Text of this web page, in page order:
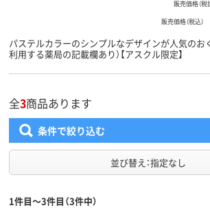
販売価格（税
販売価格（税込）
パステルカラーのシンプルなデザインが人気のお
利用する薬局の記載欄あり）【アスクル限定】
全3商品あります
条件で絞り込む
並び替え：指定なし
1件目～3件目（3件中）